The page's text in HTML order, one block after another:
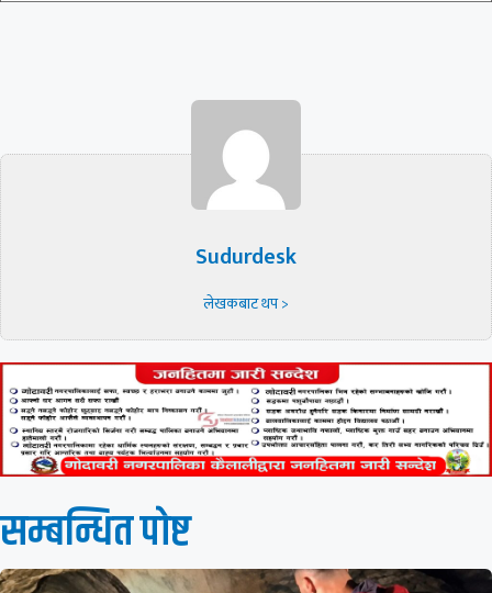
Sudurdesk
लेखकबाट थप >
सम्बन्धित पाेष्ट